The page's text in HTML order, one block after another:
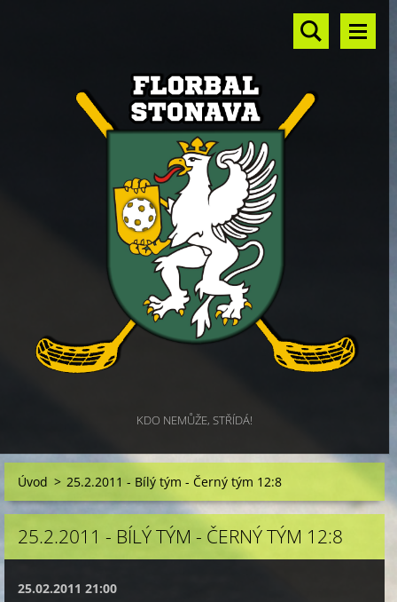
KDO NEMŮŽE, STŘÍDÁ!
Úvod > 25.2.2011 - Bílý tým - Černý tým 12:8
25.2.2011 - BÍLÝ TÝM - ČERNÝ TÝM 12:8
25.02.2011 21:00